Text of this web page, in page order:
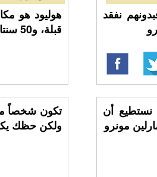
قبلة، و50 سنتا مقابل روحك. - مارلين مونرو
نفقد
تكون شخصاً
ولكن حظك
نستطيع أن
مونرو